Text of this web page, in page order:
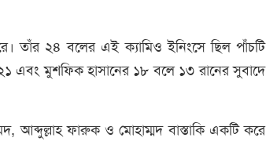
তাঁর ২৪ বলের এই ক্যামিও ইনিংসে ছিল পাঁচটি
এবং মুশফিক হাসানের ১৮ বলে ১৩ রানের সুবাদে
আব্দুল্লাহ ফারুক ও মোহাম্মদ বাস্তাকি একটি করে